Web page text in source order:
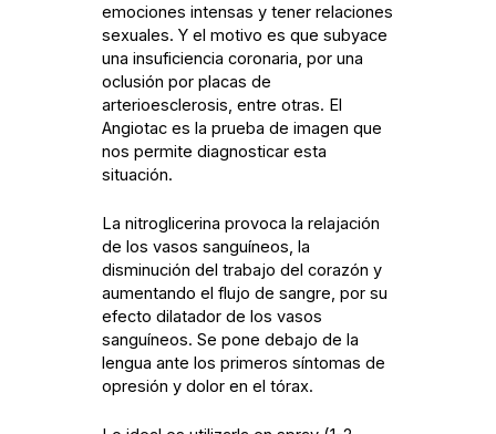
emociones intensas y tener relaciones
sexuales. Y el motivo es que subyace
una insuficiencia coronaria, por una
oclusión por placas de
arterioesclerosis, entre otras. El
Angiotac es la prueba de imagen que
nos permite diagnosticar esta
situación.
La nitroglicerina provoca la relajación
de los vasos sanguíneos, la
disminución del trabajo del corazón y
aumentando el flujo de sangre, por su
efecto dilatador de los vasos
sanguíneos. Se pone debajo de la
lengua ante los primeros síntomas de
opresión y dolor en el tórax.